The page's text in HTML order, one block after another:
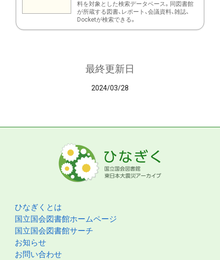
料を対象とした検索データベース。同図書館
が所蔵する図書、レポート、会議資料、雑誌、
Docketが検索できる。
最終更新日
2024/03/28
ひなぎくとは
国立国会図書館ホームページ
国立国会図書館サーチ
お知らせ
お問い合わせ